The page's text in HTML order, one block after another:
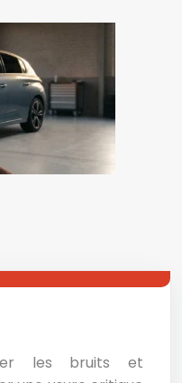
les bruits et